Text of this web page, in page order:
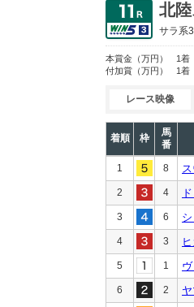
北
サラ系
本賞金 （万円） 1着
付加賞 （万円） 1着
レース映像
着順 枠
馬
番
1 8
2 4
3 6
4 3
5 1
6 2